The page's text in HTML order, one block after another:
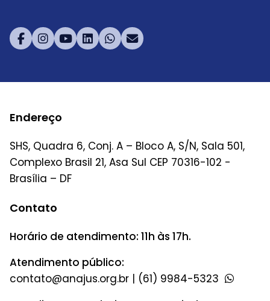
Endereço
SHS, Quadra 6, Conj. A – Bloco A, S/N, Sala 501,
Complexo Brasil 21, Asa Sul CEP 70316-102 -
Brasília – DF
Contato
Horário de atendimento: 11h às 17h.
Atendimento público:
| (61) 9984-5323